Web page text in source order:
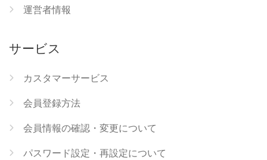
運営者情報
サービス
カスタマーサービス
会員登録方法
会員情報の確認・変更について
パスワード設定・再設定について